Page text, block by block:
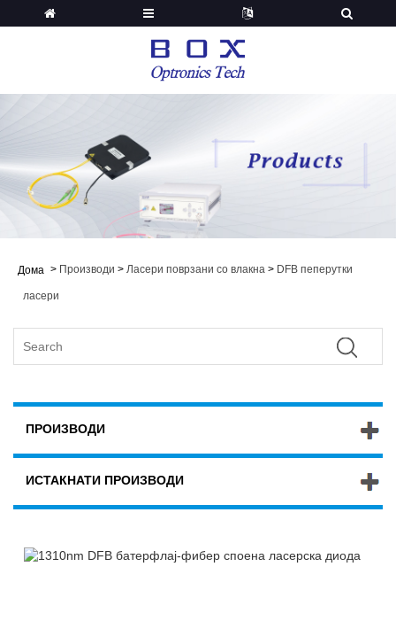
Дома > Производи > Ласери поврзани со влакна > DFB пеперутки
ласери
ПРОИЗВОДИ
ИСТАКНАТИ ПРОИЗВОДИ